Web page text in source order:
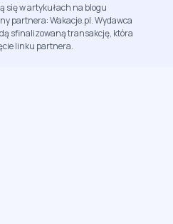
się w artykułach na blogu
partnera: Wakacje.pl. Wydawca
sfinalizowaną transakcję, która
linku partnera.